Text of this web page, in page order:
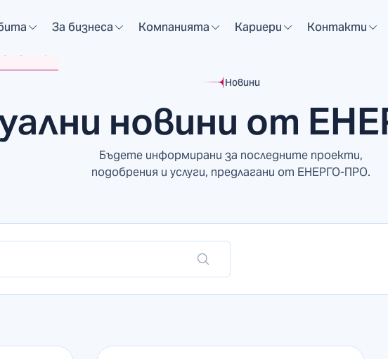
За бизнеса Компанията Кариери Контакти
Новини
новини от
Бъдете информирани за последните проекти,
подобрения и услуги, предлагани от ЕНЕРГО-ПРО.